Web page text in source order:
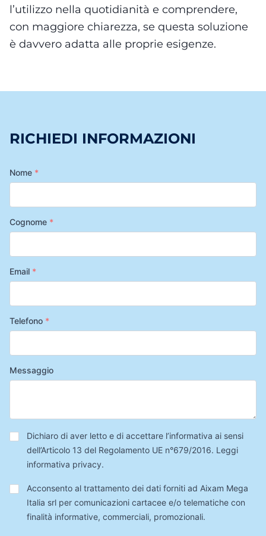
l’utilizzo nella quotidianità e comprendere,
con maggiore chiarezza, se questa soluzione
è davvero adatta alle proprie esigenze.
RICHIEDI INFORMAZIONI
Nome *
Cognome *
Email *
Telefono *
Messaggio
Privacy*
Dichiaro di aver letto e di accettare l’informativa ai sensi
dell’Articolo 13 del Regolamento UE n°679/2016. Leggi
informativa privacy.
Trattamento
Dati
Acconsento al trattamento dei dati forniti ad Aixam Mega
Italia srl per comunicazioni cartacee e/o telematiche con
finalità informative, commerciali, promozionali.